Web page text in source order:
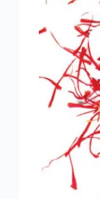
Je
pas
Hackathons